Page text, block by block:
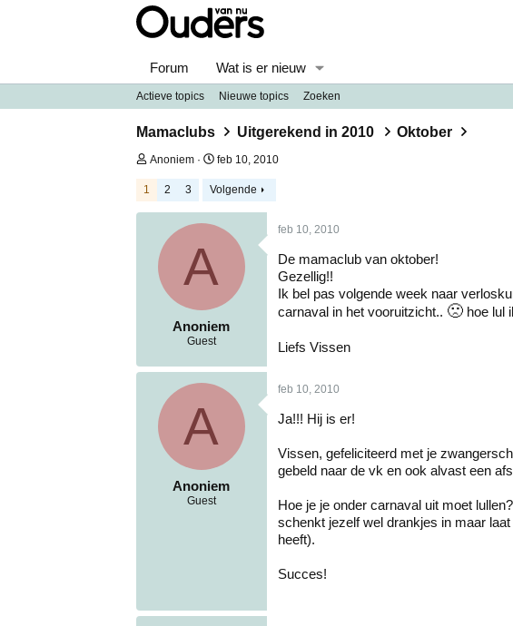
Forum Wat is er nieuw
Actieve topics Nieuwe topics Zoeken
Mamaclubs Uitgerekend in 2010 Oktober
O
e
r
r
Anoniem
S
a
t
d
m
feb 10, 2010
1 2 3 Volgende
A
Anoniem
Guest
feb 10, 2010
De mamaclub van oktober!
Gezellig!!
Ik bel pas volgende week naar
carnaval in het vooruitzicht.. 🙁hoe lul
Liefs Vissen
A
Anoniem
Guest
feb 10, 2010
Ja!!! Hij is er!
Vissen, gefeliciteerd met je
gebeld naar de vk en ook alvast een
Hoe je je onder carnaval uit moet
schenkt jezelf wel drankjes in maar
heeft).
Succes!